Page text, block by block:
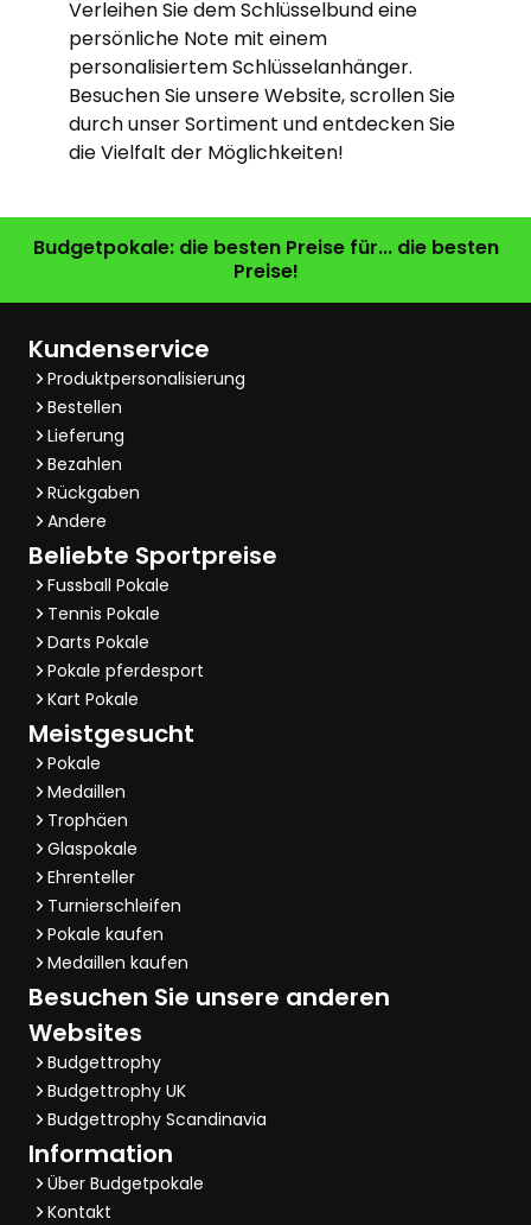
Verleihen Sie dem Schlüsselbund eine
persönliche Note mit einem
personalisiertem Schlüsselanhänger.
Besuchen Sie unsere Website, scrollen Sie
durch unser Sortiment und entdecken Sie
die Vielfalt der Möglichkeiten!
Budgetpokale: die besten Preise für... die besten
Preise!
Kundenservice
Produktpersonalisierung
Bestellen
Lieferung
Bezahlen
Rückgaben
Andere
Beliebte Sportpreise
Fussball Pokale
Tennis Pokale
Darts Pokale
Pokale pferdesport
Kart Pokale
Meistgesucht
Pokale
Medaillen
Trophäen
Glaspokale
Ehrenteller
Turnierschleifen
Pokale kaufen
Medaillen kaufen
Besuchen Sie unsere anderen
Websites
Budgettrophy
Budgettrophy UK
Budgettrophy Scandinavia
Information
Über Budgetpokale
Kontakt